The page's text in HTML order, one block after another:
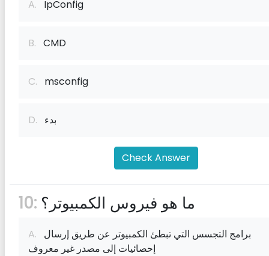
A. IpConfig
B. CMD
C. msconfig
D. بدء
Check Answer
10: ما هو فيروس الكمبيوتر؟
A.
إحصائيات إلى مصدر غير معروف